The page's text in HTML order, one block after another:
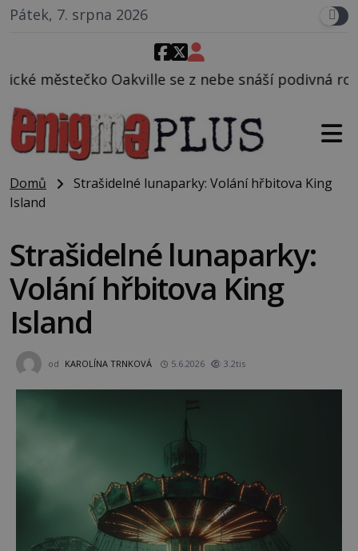
Pátek, 7. srpna 2026
se z nebe snáší podivná rosolovitá látka
Domů
Strašidelné lunaparky: Volání hřbitova King
Island
Strašidelné lunaparky:
Volání hřbitova King
Island
od KAROLÍNA TRNKOVÁ 5.6.2026 3.2tis